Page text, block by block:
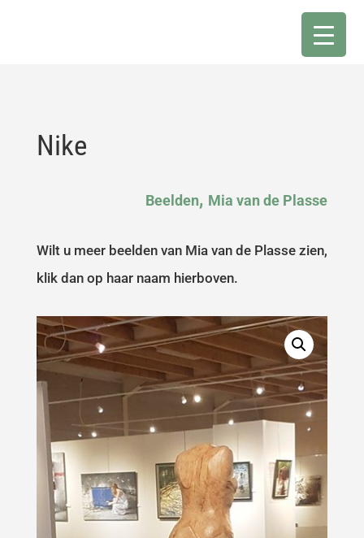
Nike
Beelden, Mia van de Plasse
Wilt u meer beelden van Mia van de Plasse zien,
klik dan op haar naam hierboven.